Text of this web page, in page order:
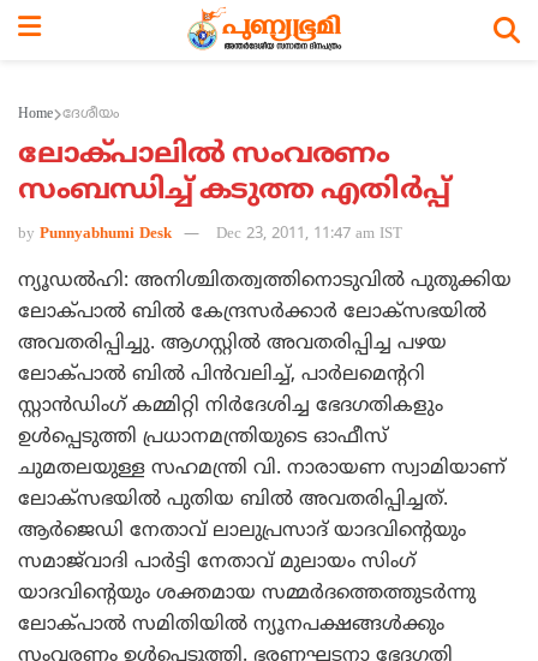
Home ദേശീയം
ലോക്പാലില്‍ സംവരണം
സംബന്ധിച്ച് കടുത്ത എതിര്‍പ്പ്
by Punnyabhumi Desk Dec 23, 2011, 11:47 am IST
ന്യൂഡല്‍ഹി: അനിശ്ചിതത്വത്തിനൊടുവില്‍ പുതുക്കിയ
ലോക്പാല്‍ ബില്‍ കേന്ദ്രസര്‍ക്കാര്‍ ലോക്‌സഭയില്‍
അവതരിപ്പിച്ചു. ആഗസ്റ്റില്‍ അവതരിപ്പിച്ച പഴയ
ലോക്പാല്‍ ബില്‍ പിന്‍വലിച്ച്, പാര്‍ലമെന്ററി
സ്റ്റാന്‍ഡിംഗ് കമ്മിറ്റി നിര്‍ദേശിച്ച ഭേദഗതികളും
ഉള്‍പ്പെടുത്തി പ്രധാനമന്ത്രിയുടെ ഓഫീസ്
ചുമതലയുള്ള സഹമന്ത്രി വി. നാരായണ സ്വാമിയാണ്
ലോക്‌സഭയില്‍ പുതിയ ബില്‍ അവതരിപ്പിച്ചത്.
ആര്‍ജെഡി നേതാവ് ലാലുപ്രസാദ് യാദവിന്റെയും
സമാജ്‌വാദി പാര്‍ട്ടി നേതാവ് മുലായം സിംഗ്
യാദവിന്റെയും ശക്തമായ സമ്മര്‍ദത്തെത്തുടര്‍ന്നു
ലോക്പാല്‍ സമിതിയില്‍ ന്യൂനപക്ഷങ്ങള്‍ക്കും
സംവരണം ഉള്‍പ്പെടുത്തി. ഭരണഘടനാ ഭേദഗതി